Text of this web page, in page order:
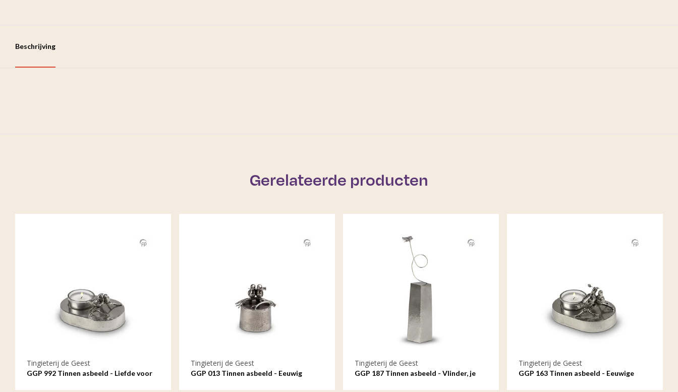
Beschrijving
Gerelateerde producten
Tingieterij de Geest
GGP 992 Tinnen asbeeld - Liefde voor
Tingieterij de Geest
GGP 013 Tinnen asbeeld - Eeuwig
Tingieterij de Geest
GGP 187 Tinnen asbeeld - Vlinder, je
Tingieterij de Geest
GGP 163 Tinnen asbeeld - Eeuwige